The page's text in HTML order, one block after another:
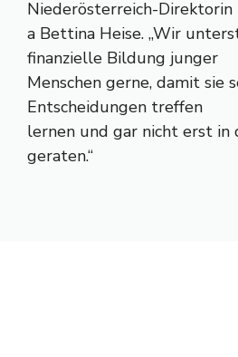
Niederösterreich-Direktorin
a Bettina Heise. „Wir
finanzielle Bildung junger
Menschen gerne, damit sie
Entscheidungen treffen
lernen und gar nicht erst in
geraten.“